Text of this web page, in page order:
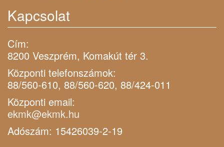
Kapcsolat
Cím:
8200 Veszprém, Komakút tér 3.
Központi telefonszámok:
88/560-610, 88/560-620, 88/424-011
Központi email:
ekmk@ekmk.hu
Adószám: 15426039-2-19